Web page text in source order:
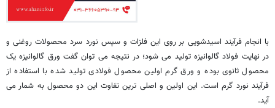
با انجام فرآیند اسیدشویی بر روی این فلزات و سپس نورد سرد محصولات روغنی و
در نهایت فولاد گالوانیزه تولید می شود؛ در نتیجه می توان گفت ورق گالوانیزه یک
محصول ثانوی بوده و ورق گرم اولین محصول فولادی تولید شده با استفاده از
فرآیند نورد گرم است. این اولین و اصلی ترین تفاوت این دو محصول به شمار می
آید.